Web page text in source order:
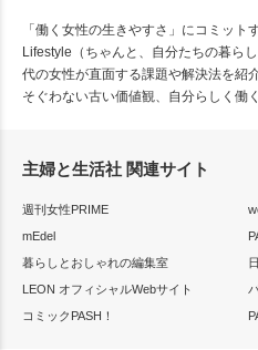
「働く女性の生きやすさ」にコミッ
Lifestyle（ちゃんと、自分たちの暮ら
代の女性が直面する課題や解決法を紹
そぐわない古い価値観、自分らしく働
主婦と生活社 関連サイト
週刊女性PRIME
mEdel
暮らしとおしゃれの編集室
LEON オフィシャルWebサイト
コミックPASH！